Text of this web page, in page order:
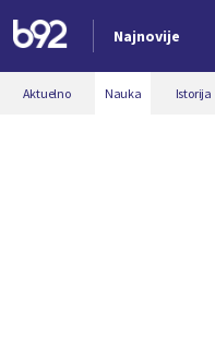
Najnovije
Nova vest
Aktuelno Nauka Istorija